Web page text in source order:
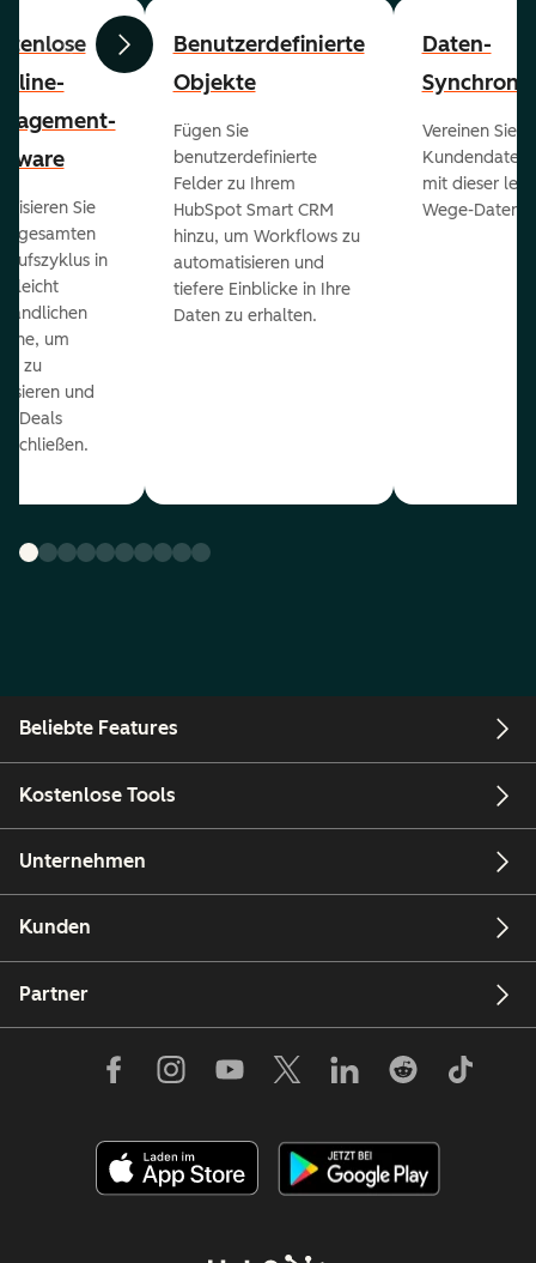
ZurückWeiter
Sie
gesamten
in
leicht
um
zu
und
Deals
Benutzerdefinierte
Objekte
Fügen Sie
benutzerdefinierte
Felder zu Ihrem
HubSpot Smart CRM
hinzu, um Workflows zu
automatisieren und
tiefere Einblicke in Ihre
Daten zu erhalten.
Daten-
Vereinen Sie
Kundendaten
mit dieser
Wege-Daten-
Beliebte Features
Kostenlose Tools
Unternehmen
Kunden
Partner